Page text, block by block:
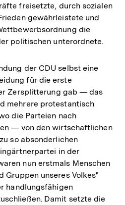
freisetzte, durch sozialen
gewährleistete und
die
politischen unterordnete.
der CDU selbst eine
für die erste
Zersplitterung gab — das
mehrere protestantisch
die Parteien nach
— von den wirtschaftlichen
so absonderlichen
in der
nun erstmals Menschen
Gruppen unseres Volkes"
handlungsfähigen
Damit setzte die